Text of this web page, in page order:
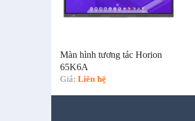
Màn hình tương tác Horion
65K6A
Giá: Liên hệ